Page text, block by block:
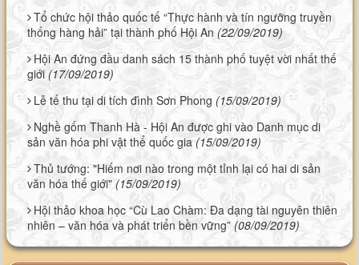
Tổ chức hội thảo quốc tế “Thực hành và tín ngưỡng truyền
thống hàng hải” tại thành phố Hội An (22/09/2019)
Hội An đứng đầu danh sách 15 thành phố tuyệt vời nhất thế
giới (17/09/2019)
Lễ tế thu tại di tích đình Sơn Phong (15/09/2019)
Nghề gốm Thanh Hà - Hội An được ghi vào Danh mục di
sản văn hóa phi vật thể quốc gia (15/09/2019)
Thủ tướng: "Hiếm nơi nào trong một tỉnh lại có hai di sản
văn hóa thế giới" (15/09/2019)
Hội thảo khoa học “Cù Lao Chàm: Đa dạng tài nguyên thiên
nhiên – văn hóa và phát triển bền vững” (08/09/2019)